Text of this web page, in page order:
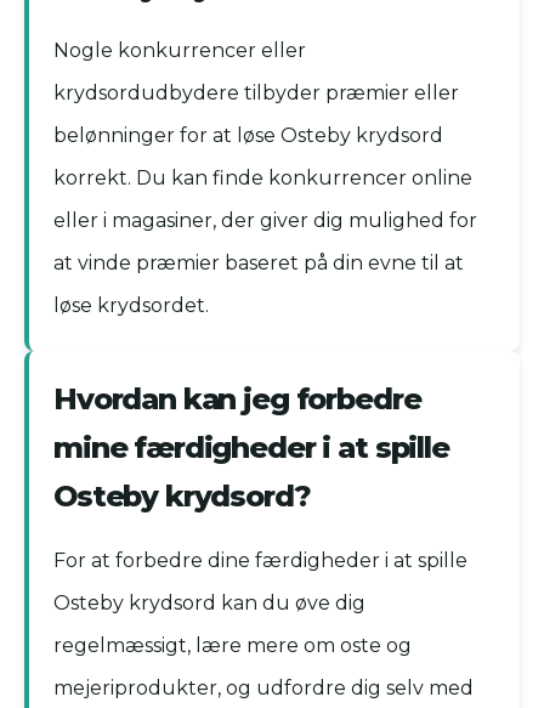
Nogle konkurrencer eller
krydsordudbydere tilbyder præmier eller
belønninger for at løse Osteby krydsord
korrekt. Du kan finde konkurrencer online
eller i magasiner, der giver dig mulighed for
at vinde præmier baseret på din evne til at
løse krydsordet.
Hvordan kan jeg forbedre
mine færdigheder i at spille
Osteby krydsord?
For at forbedre dine færdigheder i at spille
Osteby krydsord kan du øve dig
regelmæssigt, lære mere om oste og
mejeriprodukter, og udfordre dig selv med